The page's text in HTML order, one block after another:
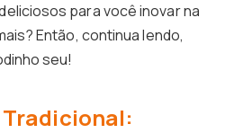
para você inovar na
Então, continua lendo,
seu!